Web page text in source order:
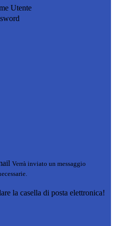
Utente
Verrà inviato un messaggio
la casella di posta elettronica!